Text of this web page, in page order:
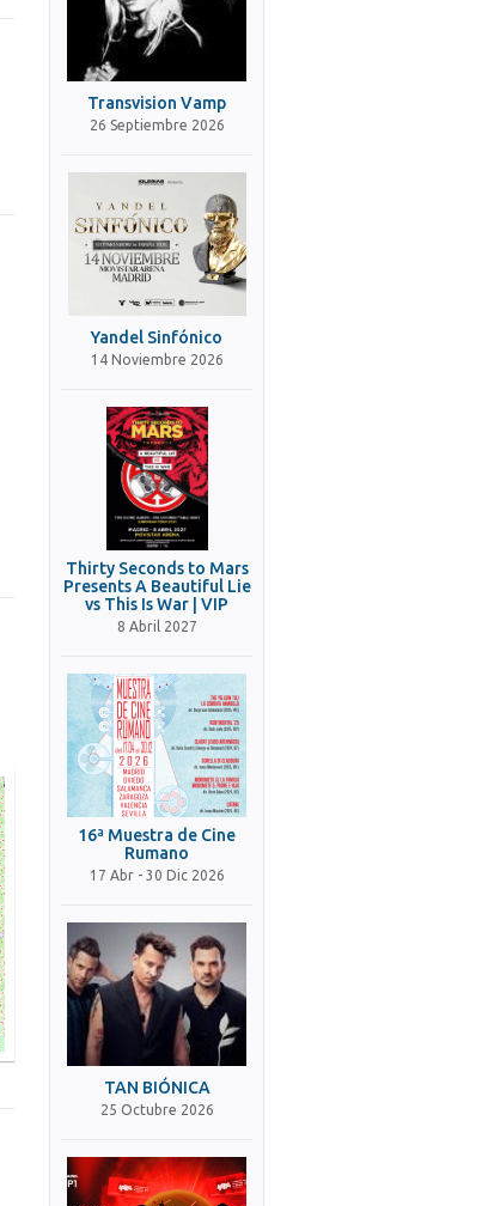
Transvision Vamp
26 Septiembre 2026
Yandel Sinfónico
14 Noviembre 2026
Thirty Seconds to Mars
Presents A Beautiful Lie
vs This Is War | VIP
8 Abril 2027
16ª Muestra de Cine
Rumano
17 Abr - 30 Dic 2026
TAN BIÓNICA
25 Octubre 2026